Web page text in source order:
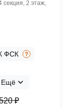
секция, 2 этаж,
ФСК
Ещё
₽